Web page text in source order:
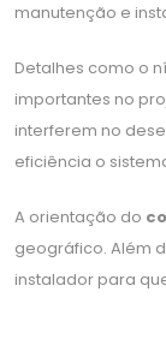
manutenção e
Detalhes como o
importantes no
interferem no
eficiência o
A orientação do
geográfico. Além
instalador para